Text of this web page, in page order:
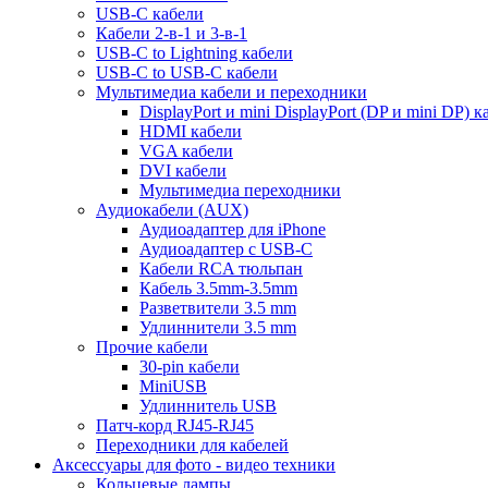
USB-C кабели
Кабели 2-в-1 и 3-в-1
USB-C to Lightning кабели
USB-C to USB-C кабели
Мультимедиа кабели и переходники
DisplayPort и mini DisplayPort (DP и mini DP)
HDMI кабели
VGA кабели
DVI кабели
Мультимедиа переходники
Аудиокабели (AUX)
Аудиоадаптер для iPhone
Аудиоадаптер с USB-C
Кабели RCA тюльпан
Кабель 3.5mm-3.5mm
Разветвители 3.5 mm
Удлиннители 3.5 mm
Прочие кабели
30-pin кабели
MiniUSB
Удлиннитель USB
Патч-корд RJ45-RJ45
Переходники для кабелей
Аксессуары для фото - видео техники
Кольцевые лампы